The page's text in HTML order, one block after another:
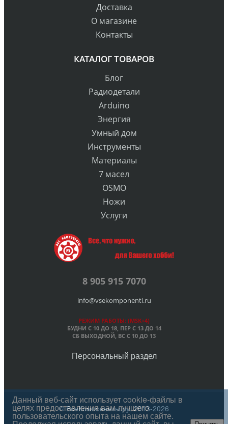
Доставка
О магазине
Контакты
КАТАЛОГ ТОВАРОВ
Блог
Радиодетали
Arduino
Энергия
Умный дом
Инструменты
Материалы
7 масел
OSMO
Ножи
Услуги
8 905 915 7070
info@vsekomponenti.ru
РЕЖИМ РАБОТЫ: (MSK+4)
БУДНИ С 10 ДО 18, ПЕРС 13 ДО 14
СБ ВЫХОДНОЙ, ВС С 10 ДО 13
Персональный раздел
© ВсеКомпоненты.ру, 2013-2026
Данный веб-сайт использует cookie-файлы в
целях предоставления вам лучшего
пользовательского опыта на нашем сайте.